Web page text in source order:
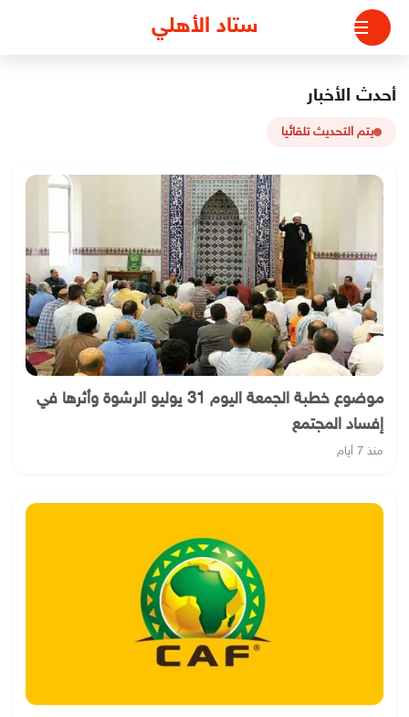
التجاوز
المحتوى
ستاد الأهلي
أحدث الأخبار
يتم التحديث تلقائيا
موضوع خطبة الجمعة اليوم 31 يوليو الرشوة وأثرها في
إفساد المجتمع
منذ 7 أيام